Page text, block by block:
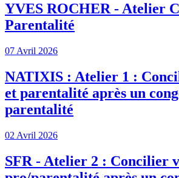
YVES ROCHER - Atelier
Parentalité
07 Avril 2026
NATIXIS : Atelier 1 :
et parentalité après un
parentalité
02 Avril 2026
SFR - Atelier 2 : Concilier